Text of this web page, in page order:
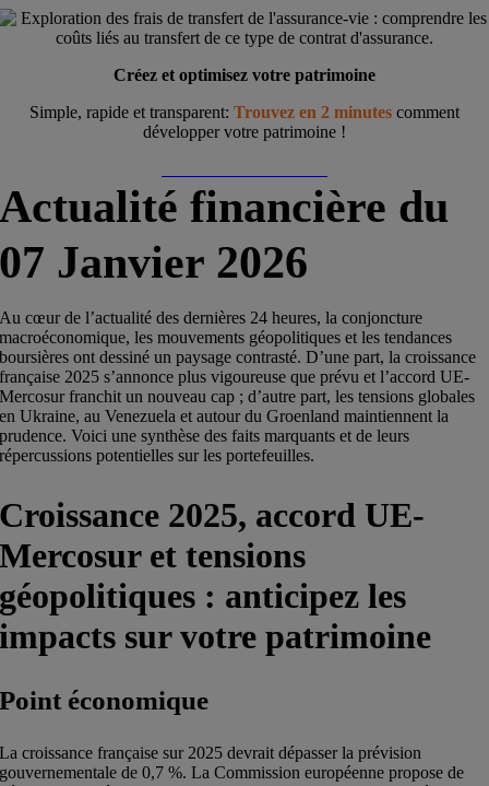
Créez et optimisez votre patrimoine
Simple, rapide et transparent: Trouvez en 2 minutes comment
développer votre patrimoine !
Actualité financière du
07 Janvier 2026
Au cœur de l’actualité des dernières 24 heures, la conjoncture
macroéconomique, les mouvements géopolitiques et les tendances
boursières ont dessiné un paysage contrasté. D’une part, la croissance
française 2025 s’annonce plus vigoureuse que prévu et l’accord UE-
Mercosur franchit un nouveau cap ; d’autre part, les tensions globales
en Ukraine, au Venezuela et autour du Groenland maintiennent la
prudence. Voici une synthèse des faits marquants et de leurs
répercussions potentielles sur les portefeuilles.
Croissance 2025, accord UE-
Mercosur et tensions
géopolitiques : anticipez les
impacts sur votre patrimoine
Point économique
La croissance française sur 2025 devrait dépasser la prévision
gouvernementale de 0,7 %. La Commission européenne propose de